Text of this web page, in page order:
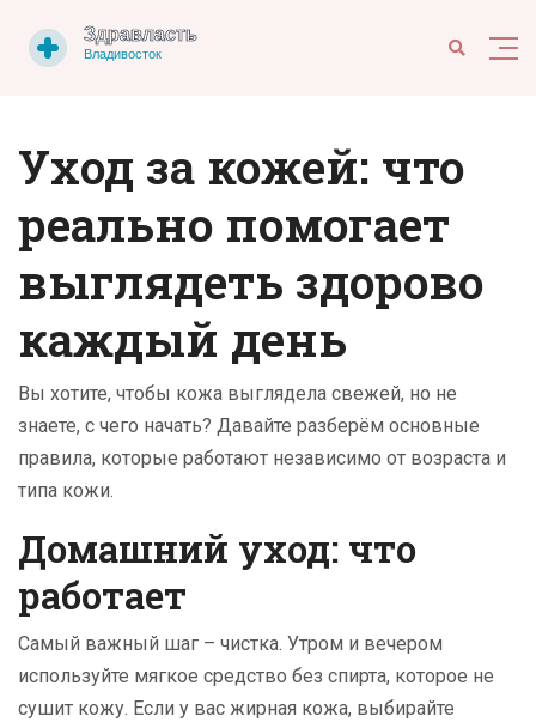
Уход за кожей: что
реально помогает
выглядеть здорово
каждый день
Вы хотите, чтобы кожа выглядела свежей, но не
знаете, с чего начать? Давайте разберём основные
правила, которые работают независимо от возраста и
типа кожи.
Домашний уход: что
работает
Самый важный шаг – чистка. Утром и вечером
используйте мягкое средство без спирта, которое не
сушит кожу. Если у вас жирная кожа, выбирайте